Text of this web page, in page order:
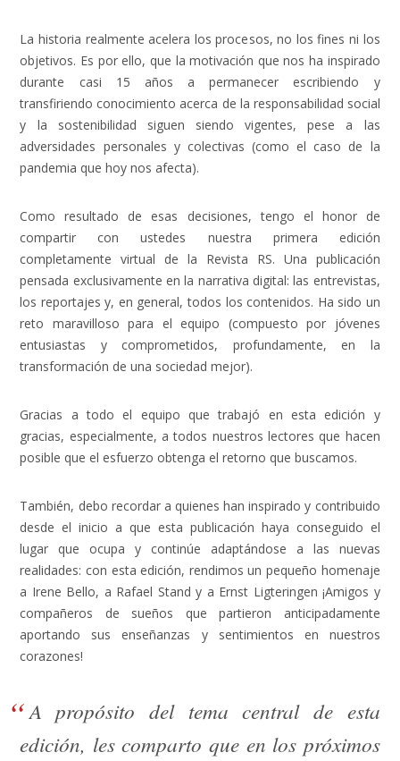
La historia realmente acelera los procesos, no los fines ni los
objetivos. Es por ello, que la motivación que nos ha inspirado
durante casi 15 años a permanecer escribiendo y
transfiriendo conocimiento acerca de la responsabilidad social
y la sostenibilidad siguen siendo vigentes, pese a las
adversidades personales y colectivas (como el caso de la
pandemia que hoy nos afecta).
Como resultado de esas decisiones, tengo el honor de
compartir con ustedes nuestra primera edición
completamente virtual de la Revista RS. Una publicación
pensada exclusivamente en la narrativa digital: las entrevistas,
los reportajes y, en general, todos los contenidos. Ha sido un
reto maravilloso para el equipo (compuesto por jóvenes
entusiastas y comprometidos, profundamente, en la
transformación de una sociedad mejor).
Gracias a todo el equipo que trabajó en esta edición y
gracias, especialmente, a todos nuestros lectores que hacen
posible que el esfuerzo obtenga el retorno que buscamos.
También, debo recordar a quienes han inspirado y contribuido
desde el inicio a que esta publicación haya conseguido el
lugar que ocupa y continúe adaptándose a las nuevas
realidades: con esta edición, rendimos un pequeño homenaje
a Irene Bello, a Rafael Stand y a Ernst Ligteringen ¡Amigos y
compañeros de sueños que partieron anticipadamente
aportando sus enseñanzas y sentimientos en nuestros
corazones!
A propósito del tema central de esta
edición, les comparto que en los próximos